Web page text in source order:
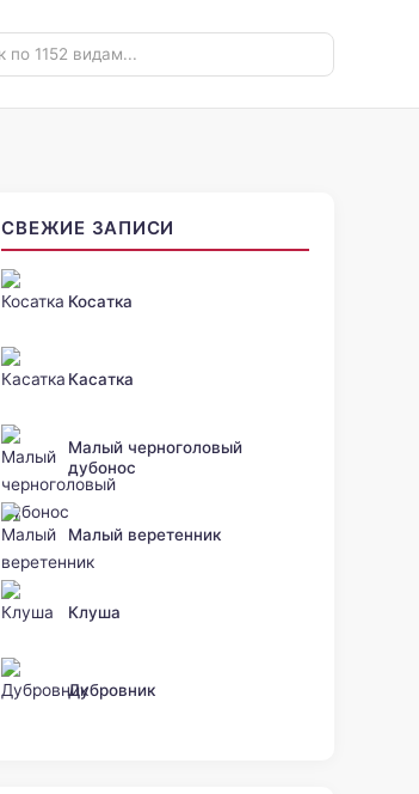
СВЕЖИЕ ЗАПИСИ
Косатка
Касатка
Малый черноголовый
дубонос
Малый веретенник
Клуша
Дубровник